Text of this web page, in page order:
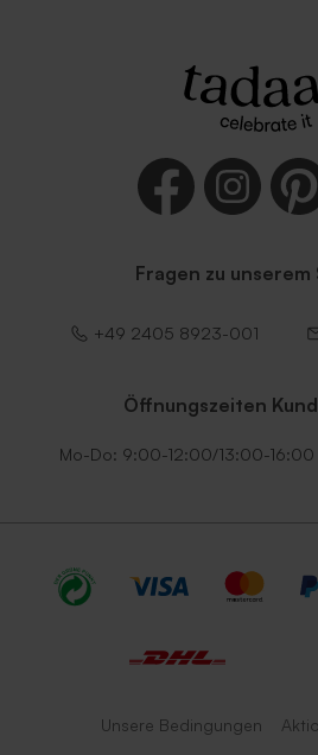
Fragen zu unserem
+49 2405 8923-001
Öffnungszeiten
Mo-Do: 9:00-12:00/13:00-
Unsere Bedingungen